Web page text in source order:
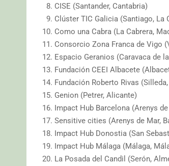
CISE (Santander, Cantabria)
Clúster TIC Galicia (Santiago, La
Como una Cabra (La Cabrera,
Consorcio Zona Franca de Vigo
Espacio Geranios (Caravaca de
Fundación CEEI Albacete
Fundación Roberto Rivas
Genion (Petrer, Alicante)
Impact Hub Barcelona (Arenys
Sensitive cities (Arenys de Mar,
Impact Hub Donostia (San
Impact Hub Málaga (Málaga,
La Posada del Candil (Serón,